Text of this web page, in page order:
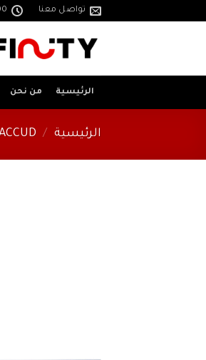
تواصل معنا
الرئيسية من نحن
الرئيسية /